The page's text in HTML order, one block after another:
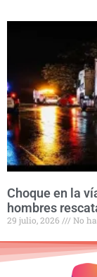
Choque en la
hombres
29 julio, 2026 No